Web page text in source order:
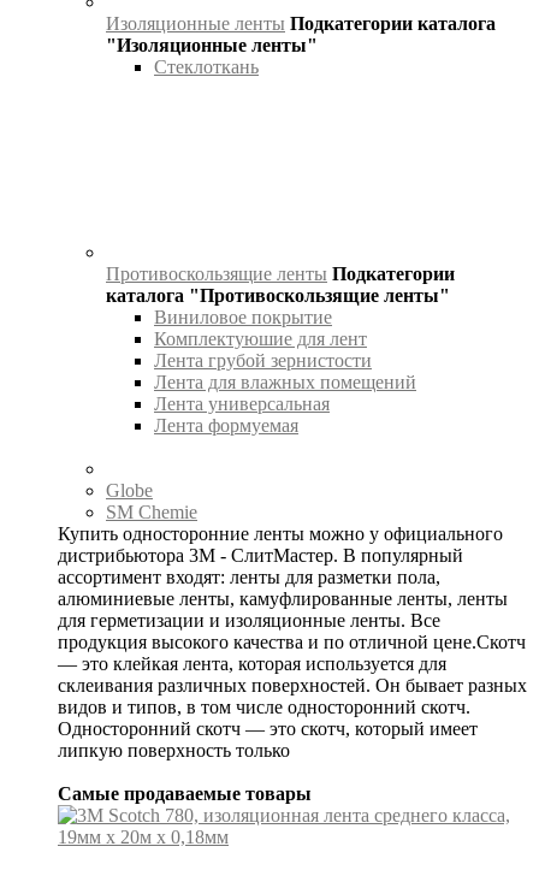
Изоляционные ленты Подкатегории каталога
"Изоляционные ленты"
Стеклоткань
Противоскользящие ленты Подкатегории
каталога "Противоскользящие ленты"
Виниловое покрытие
Комплектуюшие для лент
Лента грубой зернистости
Лента для влажных помещений
Лента универсальная
Лента формуемая
Globe
SM Chemie
Купить односторонние ленты можно у официального
дистрибьютора 3М - СлитМастер. В популярный
ассортимент входят: ленты для разметки пола,
алюминиевые ленты, камуфлированные ленты, ленты
для герметизации и изоляционные ленты. Все
продукция высокого качества и по отличной цене.Скотч
— это клейкая лента, которая используется для
склеивания различных поверхностей. Он бывает разных
видов и типов, в том числе односторонний скотч.
Односторонний скотч — это скотч, который имеет
липкую поверхность только
Самые продаваемые товары